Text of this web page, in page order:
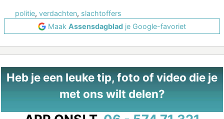
politie, verdachten, slachtoffers
Maak Assensdagblad je Google-favoriet
Heb je een leuke tip, foto of video die je
met ons wilt delen?